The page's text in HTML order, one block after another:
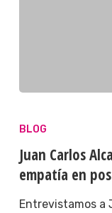
BLOG
Juan Carlos
empatía en
Entrevistamos a